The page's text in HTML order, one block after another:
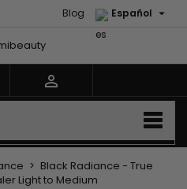
Español 
Blog

Black Radiance - True
Light to Medium